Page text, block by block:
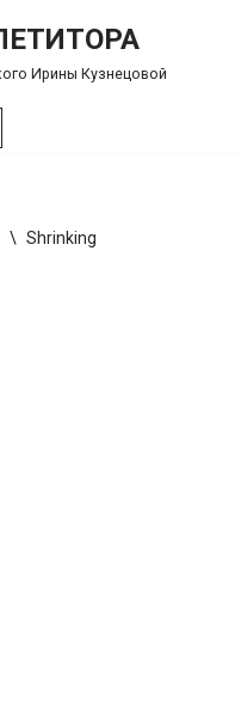
Ирины Кузнецовой
\ Shrinking